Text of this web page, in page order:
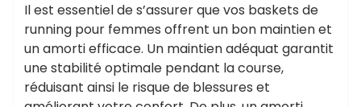
Il est essentiel de s’assurer que vos baskets de
running pour femmes offrent un bon maintien et
un amorti efficace. Un maintien adéquat garantit
une stabilité optimale pendant la course,
réduisant ainsi le risque de blessures et